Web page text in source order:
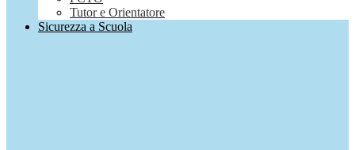
Tutor e Orientatore
Sicurezza a Scuola